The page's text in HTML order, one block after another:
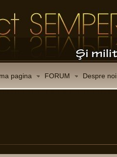
pagina FORUM Despre noi